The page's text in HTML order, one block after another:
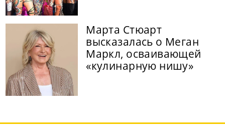
Марта Стюарт
высказалась о Меган
Маркл, осваивающей
«кулинарную нишу»